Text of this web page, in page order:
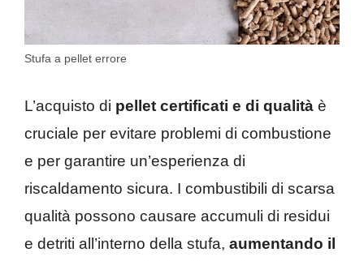
Stufa a pellet errore
L’acquisto di pellet certificati e di qualità è
cruciale per evitare problemi di combustione
e per garantire un’esperienza di
riscaldamento sicura. I combustibili di scarsa
qualità possono causare accumuli di residui
e detriti all’interno della stufa, aumentando il